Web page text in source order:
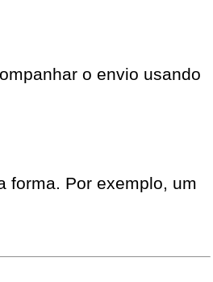
o envio usando
forma. Por exemplo, um